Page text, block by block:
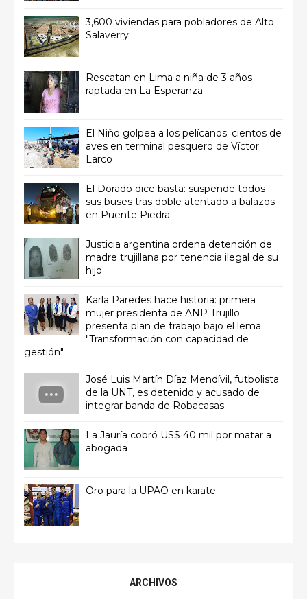
3,600 viviendas para pobladores de Alto
Salaverry
Rescatan en Lima a niña de 3 años
raptada en La Esperanza
El Niño golpea a los pelícanos: cientos de
aves en terminal pesquero de Víctor
Larco
El Dorado dice basta: suspende todos
sus buses tras doble atentado a balazos
en Puente Piedra
Justicia argentina ordena detención de
madre trujillana por tenencia ilegal de su
hijo
Karla Paredes hace historia: primera
mujer presidenta de ANP Trujillo
presenta plan de trabajo bajo el lema
"Transformación con capacidad de
gestión"
José Luis Martín Díaz Mendívil, futbolista
de la UNT, es detenido y acusado de
integrar banda de Robacasas
La Jauría cobró US$ 40 mil por matar a
abogada
Oro para la UPAO en karate
ARCHIVOS